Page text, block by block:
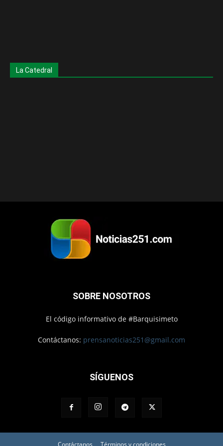
La Catedral
SOBRE NOSOTROS
El código informativo de #Barquisimeto
Contáctanos: prensanoticias251@gmail.com
SÍGUENOS